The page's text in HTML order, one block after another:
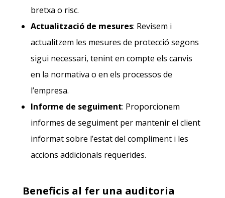
bretxa o risc.
Actualització de mesures: Revisem i
actualitzem les mesures de protecció segons
sigui necessari, tenint en compte els canvis
en la normativa o en els processos de
l’empresa.
Informe de seguiment: Proporcionem
informes de seguiment per mantenir el client
informat sobre l’estat del compliment i les
accions addicionals requerides.
Beneficis al fer una auditoria